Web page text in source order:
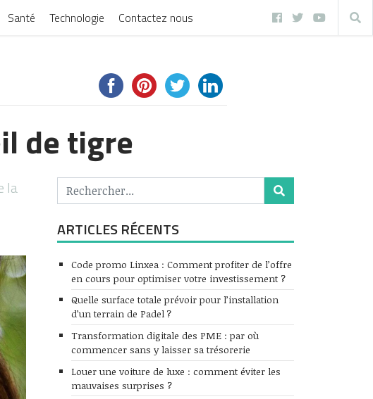
Santé Technologie Contactez nous
de tigre
la
ARTICLES RÉCENTS
Code promo Linxea : Comment profiter de l’offre
en cours pour optimiser votre investissement ?
Quelle surface totale prévoir pour l’installation
d’un terrain de Padel ?
Transformation digitale des PME : par où
commencer sans y laisser sa trésorerie
Louer une voiture de luxe : comment éviter les
mauvaises surprises ?